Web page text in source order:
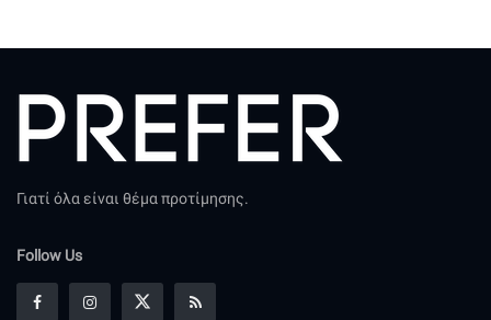
Γιατί όλα είναι θέμα προτίμησης.
Follow Us